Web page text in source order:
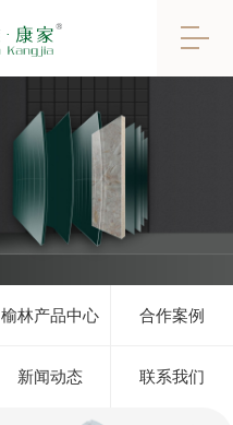
榆林产品中心 合作案例
新闻动态 联系我们